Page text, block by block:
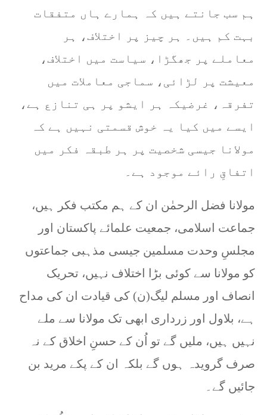
ہم سب جانتے ہیں کہ ہمارے ہاں متفقات
بہت کم ہیں۔ ہر چیز پر اختلاف، ہر
معاملے پر جھگڑا، سیاست میں اختلاف،
معیشت پر لڑائی، سماجی معاملات میں
تفرقہ، غرضیکہ ہر ایشو پر ہی تنازع ہے،
ایسے میں کیا یہ خوش قسمتی نہیں ہے کہ
مولانا جیسی شخصیت پر ہر طبقہ فکر میں
اتفاقِ رائے موجود ہے۔
مولانا فضل الرحمٰن ان کے ہم مکتب فکر ہیں،
جماعت اسلامی، جمعیت علمائے پاکستان اور
مجلسِ وحدت مسلمین جیسی مذہبی جماعتوں
کو مولانا سے کوئی بڑا اختلاف نہیں، تحریک
انصاف اور مسلم لیگ(ن) کی قیادت ان کی مداح
ہے، بلاول اور زرداری ابھی تک مولانا سے ملے
نہیں ہیں، ملیں گے تو اُن کے حسنِ اخلاق کے نہ
صرف گرویدہ ہوں گے بلکہ ان کے پکے مرید بن
جائیں گے۔